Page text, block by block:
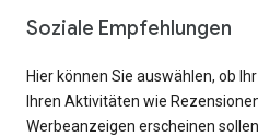
Soziale Empfehlungen
Hier können Sie auswählen, ob
Ihren Aktivitäten wie
Werbeanzeigen erscheinen sollen.